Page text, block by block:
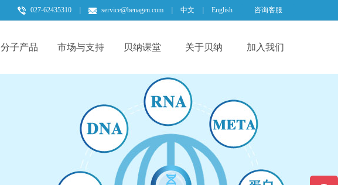
027-62435310 service@benagen.com 中文 English 咨询客服
分子产品 市场与支持 贝纳课堂 关于贝纳 加入我们